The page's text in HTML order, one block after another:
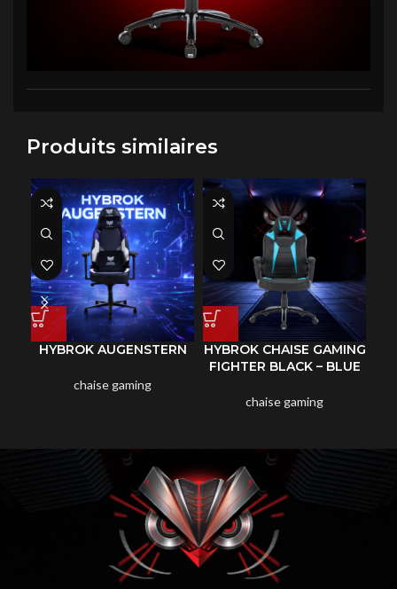
Produits similaires
HYBROK AUGENSTERN
chaise gaming
HYBROK CHAISE GAMING
FIGHTER BLACK – BLUE
chaise gaming